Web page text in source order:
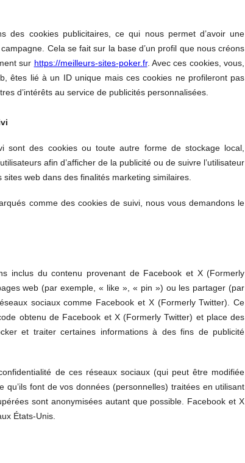
des cookies publicitaires, ce qui nous permet d’avoir une
Cela se fait sur la base d’un profil que nous créons
sur https://meilleurs-sites-poker.fr. Avec ces cookies, vous,
êtes lié à un ID unique mais ces cookies ne profileront pas
d’intérêts au service de publicités personnalisées.
sont des cookies ou toute autre forme de stockage local,
afin d’afficher de la publicité ou de suivre l’utilisateur
web dans des finalités marketing similaires.
comme des cookies de suivi, nous vous demandons le
inclus du contenu provenant de Facebook et X (Formerly
web (par exemple, « like », « pin ») ou les partager (par
sociaux comme Facebook et X (Formerly Twitter). Ce
obtenu de Facebook et X (Formerly Twitter) et place des
et traiter certaines informations à des fins de publicité
de ces réseaux sociaux (qui peut être modifiée
qu’ils font de vos données (personnelles) traitées en utilisant
sont anonymisées autant que possible. Facebook et X
États-Unis.